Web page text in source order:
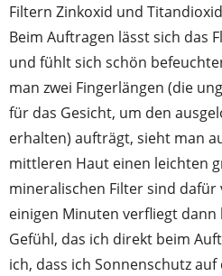
Filtern Zinkoxid und
Beim Auftragen lässt sich das
und fühlt sich schön
man zwei Fingerlängen (die
für das Gesicht, um den
erhalten) aufträgt, sieht man
mittleren Haut einen leichten
mineralischen Filter sind
einigen Minuten verfliegt
Gefühl, das ich direkt beim
ich, dass ich Sonnenschutz